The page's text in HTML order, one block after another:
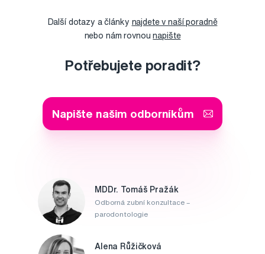
Další dotazy a články najdete v naší poradně
nebo nám rovnounapište
Potřebujete poradit?
Napište našim odborníkům
MDDr. Tomáš Pražák
Odborná zubní konzultace –
parodontologie
Alena Růžičková